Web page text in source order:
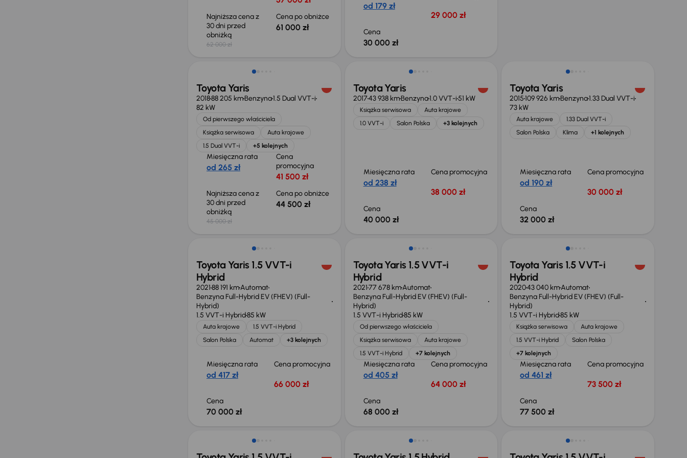
Najniższa cena z
30 dni przed
obniżką
62 000 zł
Cena po obniżce
61 000 zł
od 179 zł
29 000 zł
Cena
30 000 zł
Taniej o 500 zł
Toyota Yaris
201888 205 kmBenzyna1.5 Dual VVT-i
82 kW
Od pierwszego właściciela
Książka serwisowa
Auta krajowe
1.5 Dual VVT-i
+5 kolejnych
Miesięczna rata
od 265 zł
Cena
promocyjna
41 500 zł
Najniższa cena z
30 dni przed
obniżką
45 000 zł
Cena po obniżce
44 500 zł
Toyota Yaris
201743 938 kmBenzyna1.0 VVT-i51 kW
Książka serwisowa
Auta krajowe
1.0 VVT-i
Salon Polska +3 kolejnych
Miesięczna rata
od 238 zł
Cena promocyjna
38 000 zł
Cena
40 000 zł
Toyota Yaris
2015109 926 kmBenzyna1.33 Dual VVT-i
73 kW
Auta krajowe
1.33 Dual VVT-i
Salon Polska
Klima +1 kolejnych
Miesięczna rata
od 190 zł
Cena promocyjna
30 000 zł
Cena
32 000 zł
Toyota Yaris 1.5 VVT-i
Hybrid
202188 191 kmAutomat
Benzyna Full-Hybrid EV (FHEV) (Full-
Hybrid)
1.5 VVT-i Hybrid85 kW
Auta krajowe
1.5 VVT-i Hybrid
Salon Polska
Automat +3 kolejnych
Miesięczna rata
od 417 zł
Cena promocyjna
66 000 zł
Cena
70 000 zł
Toyota Yaris 1.5 VVT-i
Hybrid
202177 678 kmAutomat
Benzyna Full-Hybrid EV (FHEV) (Full-
Hybrid)
1.5 VVT-i Hybrid85 kW
Od pierwszego właściciela
Książka serwisowa
Auta krajowe
1.5 VVT-i Hybrid
+7 kolejnych
Miesięczna rata
od 405 zł
Cena promocyjna
64 000 zł
Cena
68 000 zł
Toyota Yaris 1.5 VVT-i
Hybrid
202043 040 kmAutomat
Benzyna Full-Hybrid EV (FHEV) (Full-
Hybrid)
1.5 VVT-i Hybrid85 kW
Książka serwisowa
Auta krajowe
1.5 VVT-i Hybrid
Salon Polska
+7 kolejnych
Miesięczna rata
od 461 zł
Cena promocyjna
73 500 zł
Cena
77 500 zł